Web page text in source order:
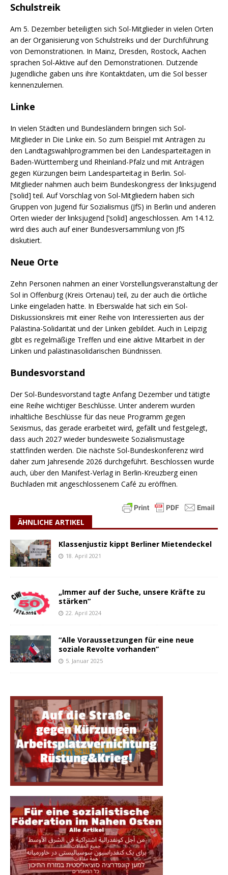
Schulstreik
Am 5. Dezember beteiligten sich Sol-Mitglieder in vielen Orten
an der Organisierung von Schulstreiks und der Durchführung
von Demonstrationen. In Mainz, Dresden, Rostock, Aachen
sprachen Sol-Aktive auf den Demonstrationen. Dutzende
Jugendliche gaben uns ihre Kontaktdaten, um die Sol besser
kennenzulernen.
Linke
In vielen Städten und Bundesländern bringen sich Sol-
Mitglieder in Die Linke ein. So zum Beispiel mit Anträgen zu
den Landtagswahlprogrammen bei den Landesparteitagen in
Baden-Württemberg und Rheinland-Pfalz und mit Anträgen
gegen Kürzungen beim Landesparteitag in Berlin. Sol-
Mitglieder nahmen auch beim Bundeskongress der linksjugend
[‘solid] teil. Auf Vorschlag von Sol-Mitgliedern haben sich
Gruppen von Jugend für Sozialismus (JfS) in Berlin und anderen
Orten wieder der linksjugend [‘solid] angeschlossen. Am 14.12.
wird dies auch auf einer Bundesversammlung von JfS
diskutiert.
Neue Orte
Zehn Personen nahmen an einer Vorstellungsveranstaltung der
Sol in Offenburg (Kreis Ortenau) teil, zu der auch die örtliche
Linke eingeladen hatte. In Eberswalde hat sich ein Sol-
Diskussionskreis mit einer Reihe von Interessierten aus der
Palästina-Solidarität und der Linken gebildet. Auch in Leipzig
gibt es regelmäßige Treffen und eine aktive Mitarbeit in der
Linken und palästinasolidarischen Bündnissen.
Bundesvorstand
Der Sol-Bundesvorstand tagte Anfang Dezember und tätigte
eine Reihe wichtiger Beschlüsse. Unter anderem wurden
inhaltliche Beschlüsse für das neue Programm gegen
Sexismus, das gerade erarbeitet wird, gefällt und festgelegt,
dass auch 2027 wieder bundesweite Sozialismustage
stattfinden werden. Die nächste Sol-Bundeskonferenz wird
daher zum Jahresende 2026 durchgeführt. Beschlossen wurde
auch, über den Manifest-Verlag in Berlin-Kreuzberg einen
Buchladen mit angeschlossenem Café zu eröffnen.
ÄHNLICHE ARTIKEL
Klassenjustiz kippt Berliner Mietendeckel
18. April 2021
„Immer auf der Suche, unsere Kräfte zu
stärken“
22. April 2024
“Alle Voraussetzungen für eine neue
soziale Revolte vorhanden”
5. Januar 2025